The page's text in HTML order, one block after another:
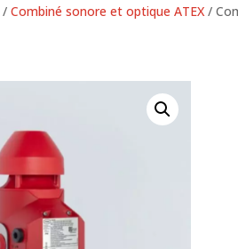
/Combiné sonore et optique ATEX /